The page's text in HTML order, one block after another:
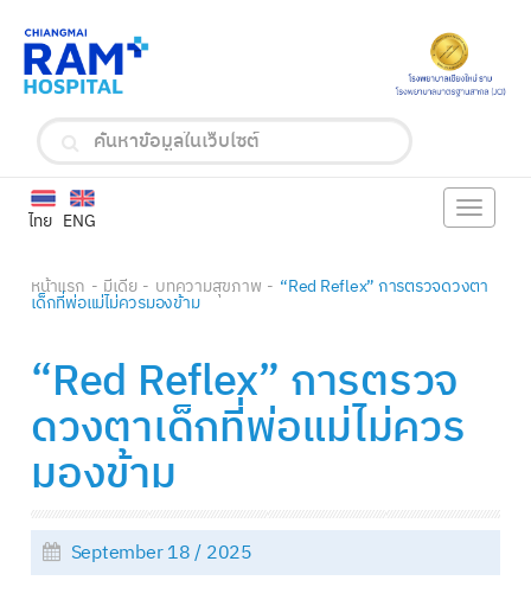
ENG
ไทย Toggle
หน้าแรก มีเดีย บทความสุขภาพ “Red Reflex” การตรวจดวงตา
เด็กที่พ่อแม่ไม่ควรมองข้าม
“Red Reflex” การตรวจ
ดวงตาเด็กที่พ่อแม่ไม่ควร
มองข้าม
September 18 / 2025